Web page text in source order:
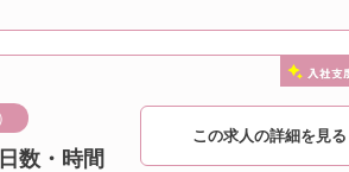
数・時間
この求人の詳細を見る